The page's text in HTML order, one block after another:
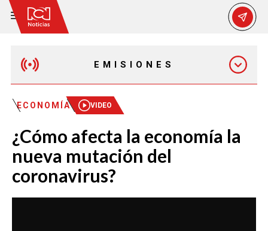
EMISIONES
MAÑANA EXPRESS
EMISIÓN 12:30 PM
EMISIÓN 7:00 PM
ECONOMÍA VIDEO
¿Cómo afecta la economía la
nueva mutación del
coronavirus?